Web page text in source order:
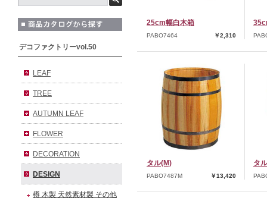
デコファクトリーvol.50
LEAF
TREE
AUTUMN LEAF
FLOWER
DECORATION
DESIGN
樽 木製 天然素材製 その他
25cm幅白木箱
PABO7464 ￥2,310
タル(M)
PABO7487M ￥13,420
タ